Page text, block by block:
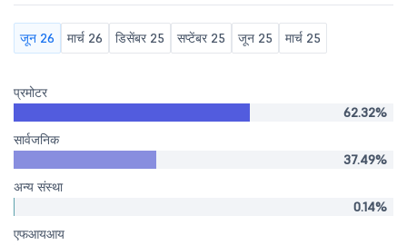
जून 26 मार्च 26 डिसेंबर 25 सप्टेंबर 25 जून 25 मार्च 25
प्रमोटर
62.32%
सार्वजनिक
37.49%
अन्य संस्था
0.14%
एफआयआय